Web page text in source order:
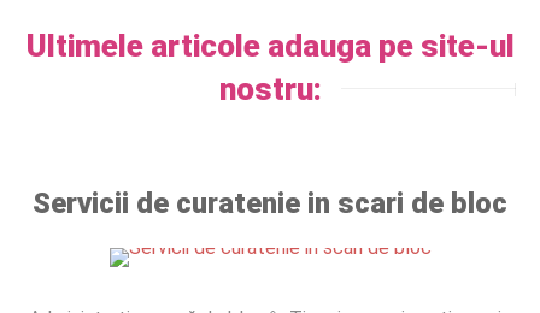
Ultimele articole adauga pe site-ul
nostru:
Servicii de curatenie in scari de bloc